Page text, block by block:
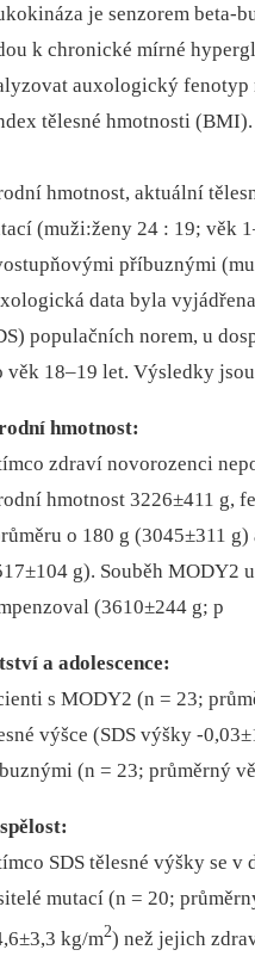
je senzorem beta-
k chronické mírné
auxologický
tělesné hmotnosti (BMI).
hmotnost, aktuální
(muži:ženy 24 : 19; věk
příbuznými
data byla
populačních norem, u
věk 18–19 let. Výsledky
hmotnost:
zdraví novorozenci
hmotnost 3226±411 g,
o 180 g (3045±311
g). Souběh MODY2
(3610±244 g; p
a adolescence:
s MODY2 (n = 23;
výšce (SDS výšky -
(n = 23; průměrný
SDS tělesné výšky se
mutací (n = 20;
kg/m2) než jejich